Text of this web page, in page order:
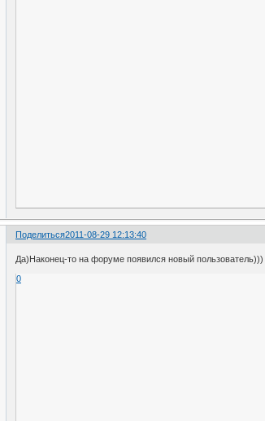
Поделиться2011-08-29 12:13:40
Да)Наконец-то на форуме появился новый пользователь)))
0